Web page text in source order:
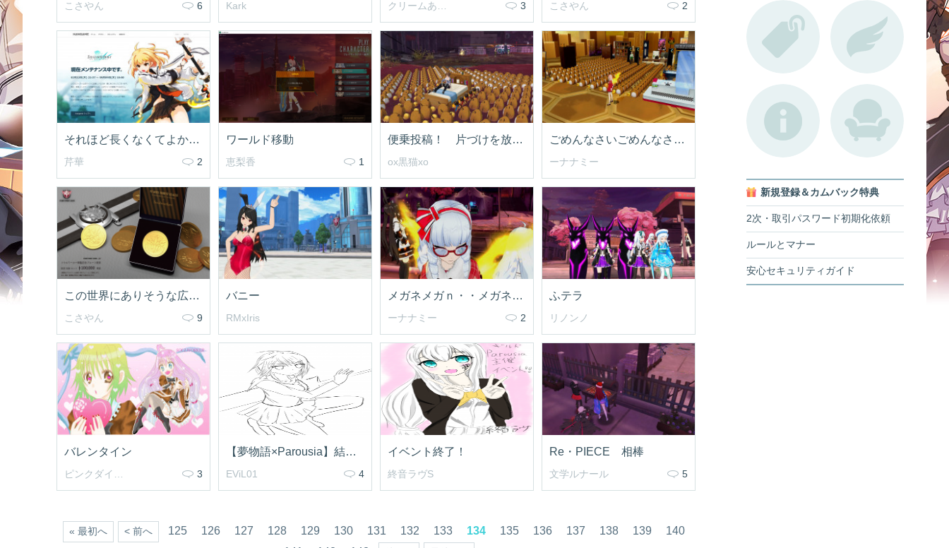
こさやん 6 Kark クリームあんみつ 3 こさやん 2
それほど長くなくてよかった
芹華 2
ワールド移動
恵梨香 1
便乗投稿！ 片づけを放棄した人(/・ω・)/
ox黒猫xo
ごめんなさいごめんなさいすぐ片付けます・
ーナナミー
この世界にありそうな広告つくってみました。笑
こさやん 9
バニー
RMxIris
メガネメガｎ・・メガネｪｴｪｪｪ
ーナナミー 2
ふテラ
リノンノ
バレンタイン
ピンクダイヤモンド 3
【夢物語×Parousia】結果発表!!
EViL01 4
イベント終了！
終音ラヴS
Re・PIECE 相棒
文学ルナール 5
« 最初へ < 前へ 125 126 127 128 129 130 131 132 133 134 135 136 137 138 139
140
新規登録＆カムバック特典
2次・取引パスワード初期化依頼
ルールとマナー
安心セキュリティガイド